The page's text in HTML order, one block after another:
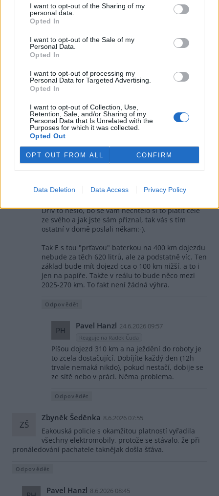
I want to opt-out of the Sharing of my
personal data.
Opted In
I want to opt-out of the Sale of my
Personal Data.
Opted In
I want to opt-out of processing my
Personal Data for Targeted Advertising.
Opted In
I want to opt-out of Collection, Use,
Retention, Sale, and/or Sharing of my
Personal Data that Is Unrelated with the
Purposes for which it was collected.
Opted Out
OPT OUT FROM ALL CONFIRM
Data Deletion Data Access Privacy Policy
baterku, že to by bylo auto za trest a pokud někdo nemá
na ty vyšší verze, tak udělá nejlíp, když na to hodí bobek
a bude se držet spalováku/hybridu ... a nebo si přiveze
něco ojetého.
Odpovědět
PH Pavel Hanzl 8.6.2026 16:17
parametrů od estébácké vlády, ale Epiq si skutečně
nekoupím, bo ho nepotřebuji.
Ale prťavá baterka na 400 km by bohatě stačila, dnes
je už celkem dost elojeťáků, které mají minimální
pokles kapacity baterky.
Odpovědět
RČ Radek Čuda 9.6.2026 12:01
Dřív to nešlo, bo se vám nechtělo si to platit celé
ze svého a jak jste sám přiznal, tak vás s tím
ostatní v domě poslali někam:-).
Tak E s tou "prťavou" baterkou na 400 km dojezdu
nebude za těch 620 litrů, ale za podstatně víc. Ten
základ bude mít dojezd cca o 100 km nižší, a to i
jen na papíře. Takže v reálu to bude něco mezi
2025-270 km. To fakt není žádná výhra.
Odpovědět
PH Pavel Hanzl 24.6.2026 09:57
Reaguje na Radek Čuda
Píšou dojezd 310 km a na ježdění do roboty je
to zcela dostačující. Dobíjíte každý den (12h
trvale nemaká nikdo), pokud nestačí, dobije se
ze sítě nebo v práci. Něma problema.
Odpovědět
ZŠ
Zbyněk Šeděnka 8.6.2026 07:55
Eakouská policie s okamžitou platností vyřadila
všechny elektromobily, protože se stávalo, že při
pronáledování pachatele taknějak došla šťáva.
Odpovědět
Pavel Hanzl 8.6.2026 08:45